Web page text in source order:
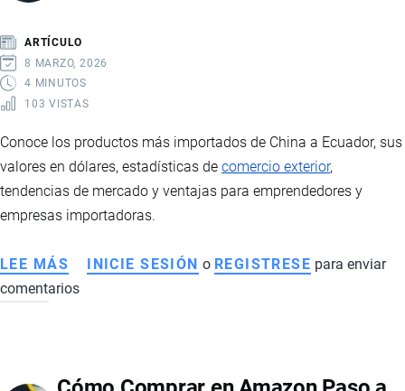
ARTÍCULO
8 MARZO, 2026
4 MINUTOS
103 VISTAS
Conoce los productos más importados de China a Ecuador, sus
valores en dólares, estadísticas de comercio exterior,
tendencias de mercado y ventajas para emprendedores y
empresas importadoras.
LEE MÁS SOBRE
PRINCIPALES
CHINA
INICIE SESIÓN o REGISTRESE para enviar
comentarios